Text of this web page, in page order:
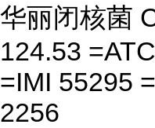
华丽闭核菌
124.53
=IMI 55295
2256